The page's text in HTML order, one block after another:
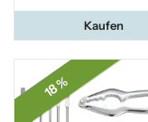
Kaufen
18 %